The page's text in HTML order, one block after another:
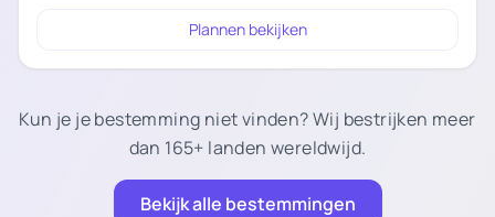
Plannen bekijken
Kun je je bestemming niet vinden? Wij bestrijken meer
dan 165+ landen wereldwijd.
Bekijk alle bestemmingen